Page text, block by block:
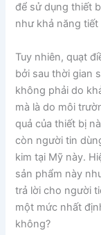
để sử dụng thiết
như khả năng tiết
Tuy nhiên, quạt
bởi sau thời gian
không phải do
mà là do môi
quả của thiết bị
còn người tin
kim tại Mỹ này.
sản phẩm này
trả lời cho người
một mức nhất
không?